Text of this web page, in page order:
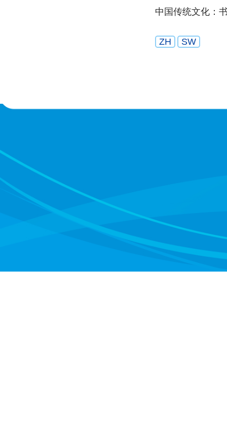
中国传统文化：
ZH SW